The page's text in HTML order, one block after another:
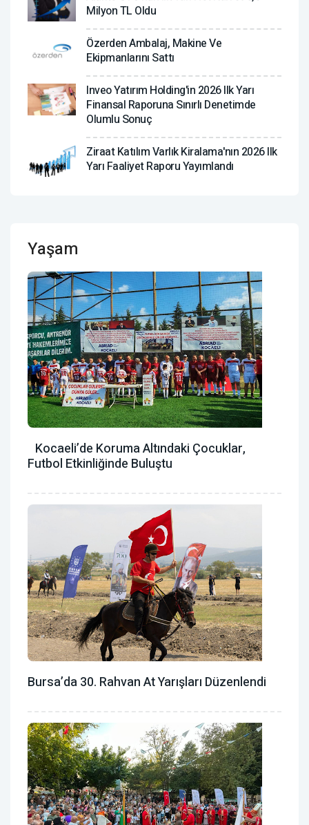
Milyon TL Oldu
Özerden Ambalaj, Makine Ve
Ekipmanlarını Sattı
Inveo Yatırım Holding'in 2026 Ilk Yarı
Finansal Raporuna Sınırlı Denetimde
Olumlu Sonuç
Ziraat Katılım Varlık Kiralama'nın 2026 Ilk
Yarı Faaliyet Raporu Yayımlandı
Yaşam
Kocaeli’de Koruma Altındaki Çocuklar,
Futbol Etkinliğinde Buluştu
Bursa’da 30. Rahvan At Yarışları Düzenlendi